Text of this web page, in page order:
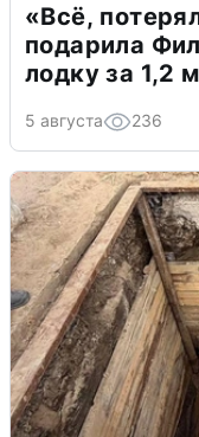
«Всё,
подарила
лодку за 1,2
5 августа 236